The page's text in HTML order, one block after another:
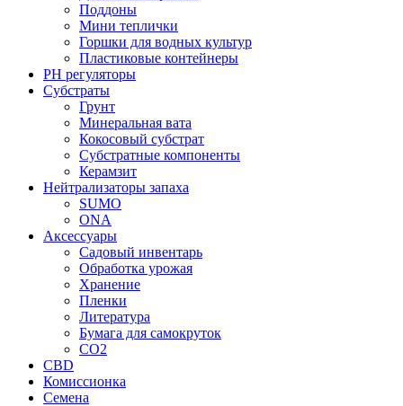
Поддоны
Мини теплички
Горшки для водных культур
Пластиковые контейнеры
PH регуляторы
Субстраты
Грунт
Минеральная вата
Кокосовый субстрат
Субстратные компоненты
Керамзит
Нейтрализаторы запаха
SUMO
ONA
Аксессуары
Садовый инвентарь
Обработка урожая
Хранение
Пленки
Литература
Бумага для самокруток
CO2
CBD
Комисcионка
Семена